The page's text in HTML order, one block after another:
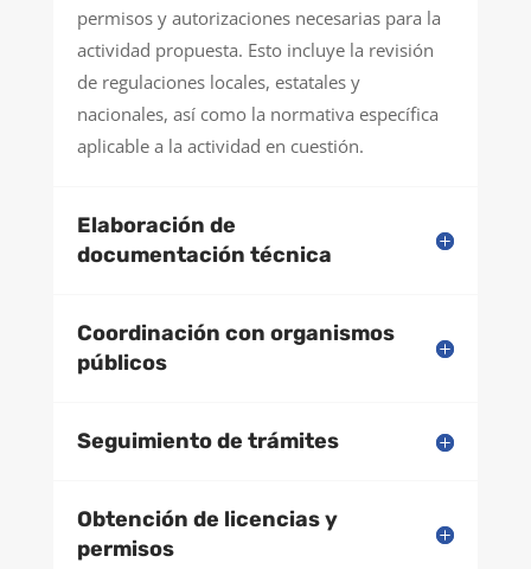
permisos y autorizaciones necesarias para la
actividad propuesta. Esto incluye la revisión
de regulaciones locales, estatales y
nacionales, así como la normativa específica
aplicable a la actividad en cuestión.
Elaboración de
documentación técnica
Coordinación con organismos
públicos
Seguimiento de trámites
Obtención de licencias y
permisos